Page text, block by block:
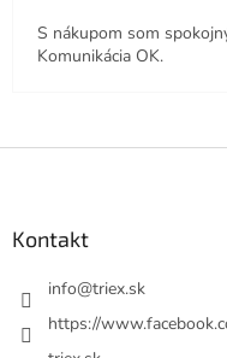
S nákupom som
Komunikácia OK.
Kontakt
info@triex.sk
https://